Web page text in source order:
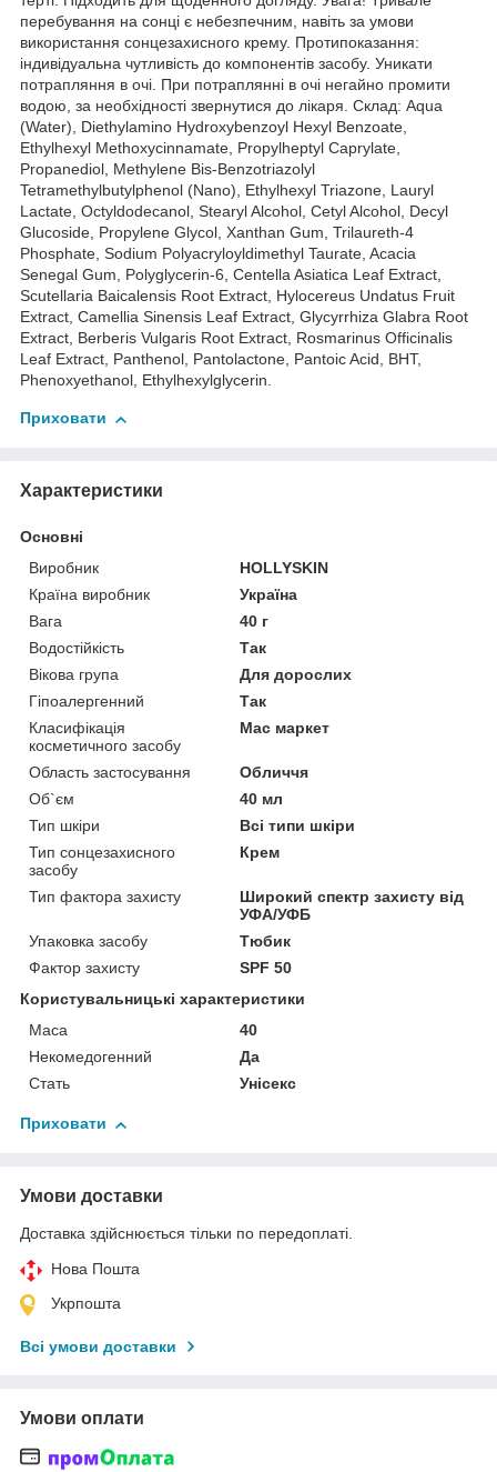
перебування на сонці є небезпечним, навіть за умови
використання сонцезахисного крему. Протипоказання:
індивідуальна чутливість до компонентів засобу. Уникати
потрапляння в очі. При потраплянні в очі негайно промити
водою, за необхідності звернутися до лікаря. Склад: Aqua
(Water), Diethylamino Hydroxybenzoyl Hexyl Benzoate,
Ethylhexyl Methoxycinnamate, Propylheptyl Caprylate,
Propanediol, Methylene Bis-Benzotriazolyl
Tetramethylbutylphenol (Nano), Ethylhexyl Triazone, Lauryl
Lactate, Octyldodecanol, Stearyl Alcohol, Cetyl Alcohol, Decyl
Glucoside, Propylene Glycol, Xanthan Gum, Trilaureth-4
Phosphate, Sodium Polyacryloyldimethyl Taurate, Acacia
Senegal Gum, Polyglycerin-6, Centella Asiatica Leaf Extract,
Scutellaria Baicalensis Root Extract, Hylocereus Undatus Fruit
Extract, Camellia Sinensis Leaf Extract, Glycyrrhiza Glabra Root
Extract, Berberis Vulgaris Root Extract, Rosmarinus Officinalis
Leaf Extract, Panthenol, Pantolactone, Pantoic Acid, BHT,
Phenoxyethanol, Ethylhexylglycerin.
Приховати
Характеристики
Основні
Виробник
HOLLYSKIN
Країна виробник
Україна
Вага
40 г
Водостійкість
Так
Вікова група
Для дорослих
Гіпоалергенний
Так
Класифікація
косметичного засобу
Мас маркет
Область застосування
Обличчя
Об`єм
40 мл
Тип шкіри
Всі типи шкіри
Тип сонцезахисного
засобу
Крем
Тип фактора захисту
Широкий спектр захисту від
УФА/УФБ
Упаковка засобу
Тюбик
Фактор захисту
SPF 50
Користувальницькі характеристики
Маса
40
Некомедогенний
Да
Стать
Унісекс
Приховати
Умови доставки
Доставка здійснюється тільки по передоплаті.
Нова Пошта
Укрпошта
Всі умови доставки
Умови оплати